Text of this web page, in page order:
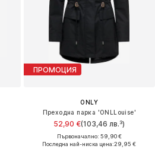
ПРОМОЦИЯ
ONLY
Преходна парка 'ONLLouise'
52,90 €(103,46 лв.³)
Първоначално: 59,90 €
Последна най-ниска цена:29,95 €